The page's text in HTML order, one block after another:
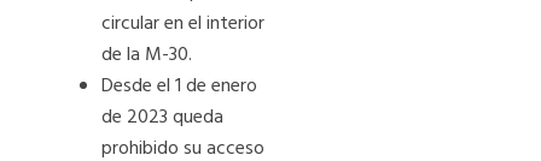
circular en el interior
de la M-30.
Desde el 1 de enero
de 2023 queda
prohibido su acceso